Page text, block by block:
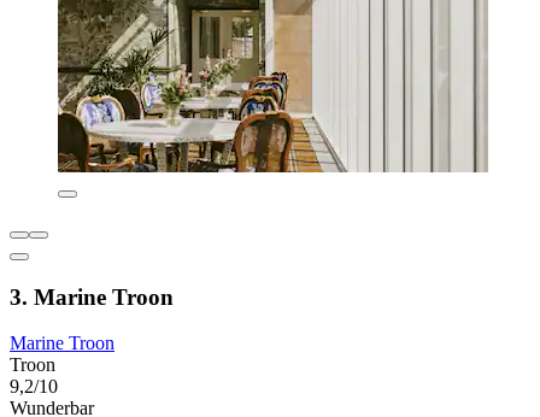
3. Marine Troon
Marine Troon
Troon
9,2/10
Wunderbar